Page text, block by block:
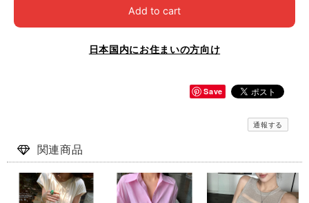
Add to cart
日本国内にお住まいの方向け
Save
通報する
関連商品